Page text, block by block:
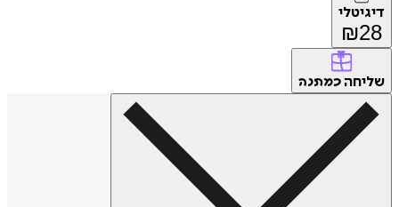
דיגיטלי
₪28
שליחה כמתנה